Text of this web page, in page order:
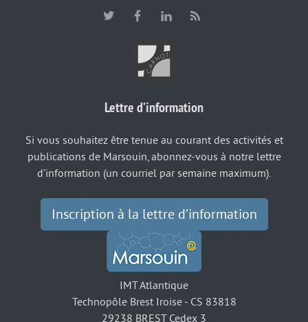
Lettre d’information
Si vous souhaitez être tenue au courant des activités et
publications de Marsouin, abonnez-vous à notre lettre
d’information (un courriel par semaine maximum).
Inscription à la lettre d’information
IMT Atlantique
Technopôle Brest Iroise - CS 83818
29238 BREST Cedex 3